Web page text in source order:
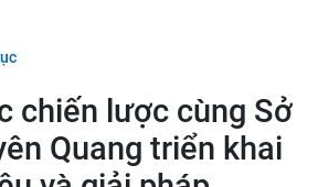
chiến lược cùng Sở
Quang triển khai